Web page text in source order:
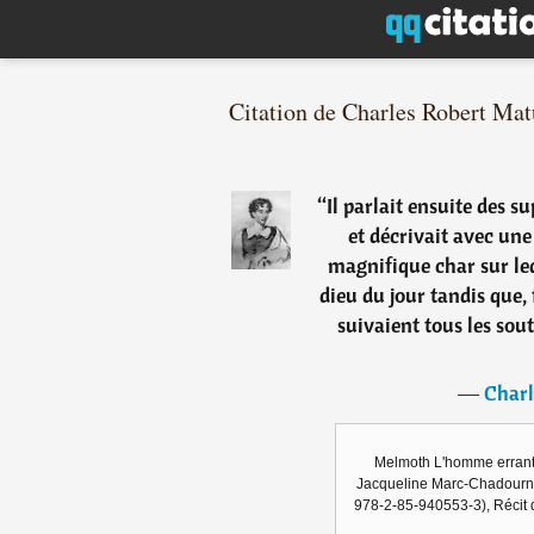
Citation de Charles Robert
“Il parlait ensuite des
et décrivait avec
magnifique char sur
dieu du jour tandis
suivaient tous les
―
Melmoth L'homme
Jacqueline Marc-
978-2-85-940553-3), Récit